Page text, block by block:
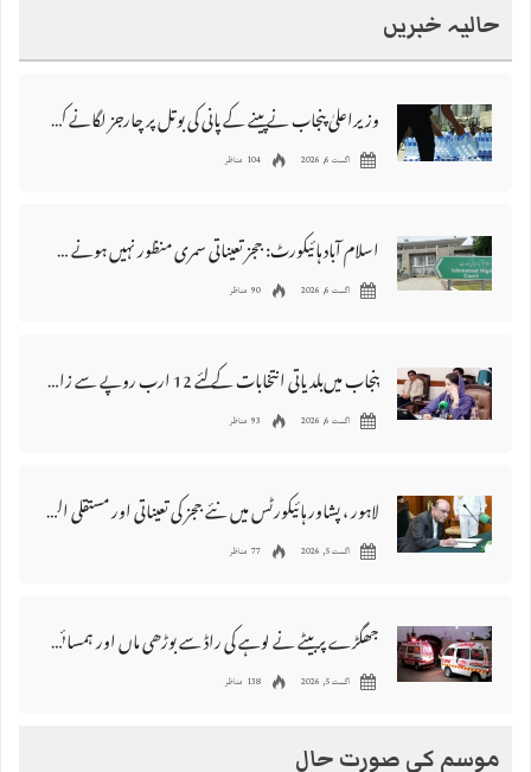
حالیہ خبریں
وزیراعلیٰ پنجاب نے پینے کے پانی کی بوتل پر چارجز لگانے کی تجویز مستر دکر دی
اگست 6, 2026 104 مناظر
اسلام آباد ہائیکورٹ: ججز تعیناتی سمری منظور نہیں‌ ہونے کے خٌلاف فیصلہ محفوظ
اگست 6, 2026 90 مناظر
پنجاب میں‌بلدیاتی انتخابات کے لئے 12 ارب روپے سے زائد مختص کرنے کی منظوری
اگست 6, 2026 93 مناظر
لاہور ، پشاور ہائیکورٹس میں نئے ججز کی تعیناتی اور مستقلی التواء کا شکار
اگست 5, 2026 77 مناظر
جھگڑے پر بیٹے نے لوہے کی راڈ سے بوڑھی ماں اور ہمسائی کو قتل کردیا
اگست 5, 2026 138 مناظر
موسم کی صورت حال